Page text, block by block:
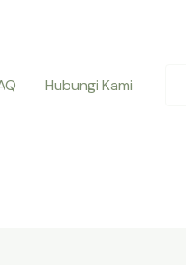
Hubungi Kami